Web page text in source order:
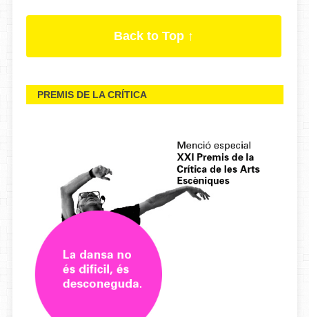
Back to Top ↑
PREMIS DE LA CRÍTICA